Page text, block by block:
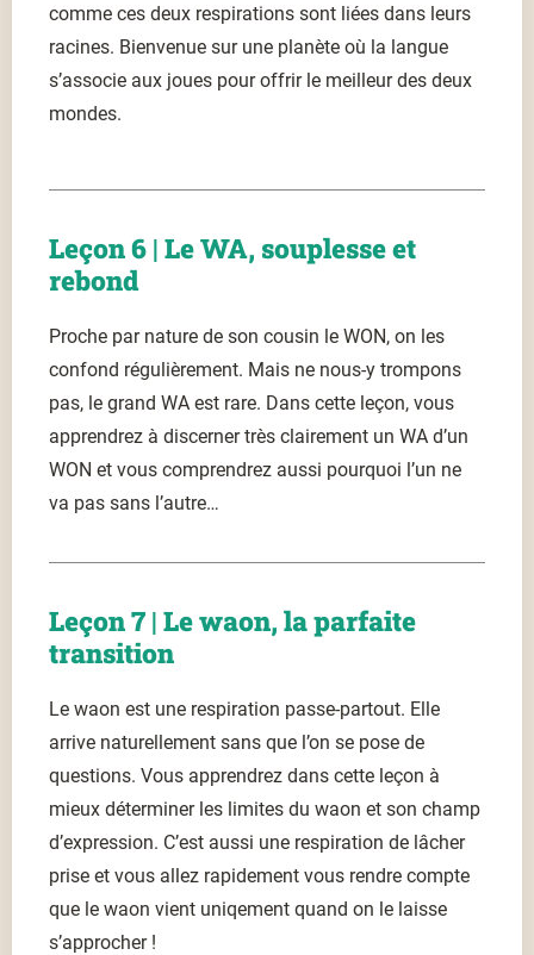
comme ces deux respirations sont liées dans leurs
racines. Bienvenue sur une planète où la langue
s’associe aux joues pour offrir le meilleur des deux
mondes.
Leçon 6 | Le WA, souplesse et
rebond
Proche par nature de son cousin le WON, on les
confond régulièrement. Mais ne nous-y trompons
pas, le grand WA est rare. Dans cette leçon, vous
apprendrez à discerner très clairement un WA d’un
WON et vous comprendrez aussi pourquoi l’un ne
va pas sans l’autre…
Leçon 7 | Le waon, la parfaite
transition
Le waon est une respiration passe-partout. Elle
arrive naturellement sans que l’on se pose de
questions. Vous apprendrez dans cette leçon à
mieux déterminer les limites du waon et son champ
d’expression. C’est aussi une respiration de lâcher
prise et vous allez rapidement vous rendre compte
que le waon vient uniqement quand on le laisse
s’approcher !